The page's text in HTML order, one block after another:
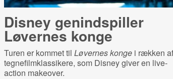
Disney genindspiller
Løvernes konge
Turen er kommet til Løvernes konge i rækken af
tegnefilmklassikere, som Disney giver en live-
action makeover.